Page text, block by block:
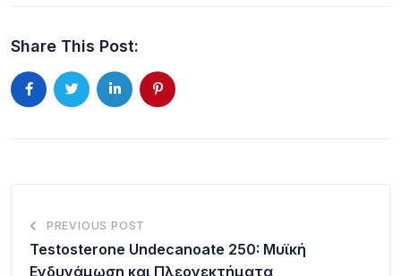
Share This Post:
PREVIOUS POST
Testosterone Undecanoate 250: Μυϊκή
Ενδυνάμωση και Πλεονεκτήματα